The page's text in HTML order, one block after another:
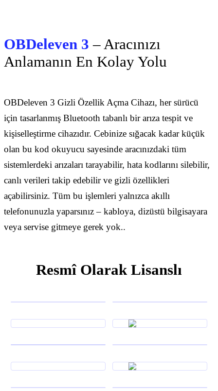
OBDeleven 3– Aracınızı
Anlamanın En Kolay Yolu
OBDeleven 3 Gizli Özellik Açma Cihazı, her sürücü
için tasarlanmış Bluetooth tabanlı bir arıza tespit ve
kişiselleştirme cihazıdır. Cebinize sığacak kadar küçük
olan bu kod okuyucu sayesinde aracınızdaki tüm
sistemlerdeki arızaları tarayabilir, hata kodlarını silebilir,
canlı verileri takip edebilir ve gizli özellikleri
açabilirsiniz. Tüm bu işlemleri yalnızca akıllı
telefonunuzla yaparsınız – kabloya, dizüstü bilgisayara
veya servise gitmeye gerek yok..
Resmî Olarak Lisanslı